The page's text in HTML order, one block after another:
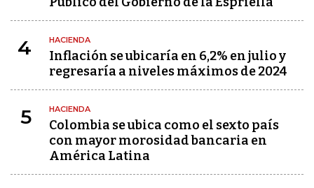
4 HACIENDA
Inflación se ubicaría en 6,2% en julio y
regresaría a niveles máximos de 2024
5 HACIENDA
Colombia se ubica como el sexto país
con mayor morosidad bancaria en
América Latina